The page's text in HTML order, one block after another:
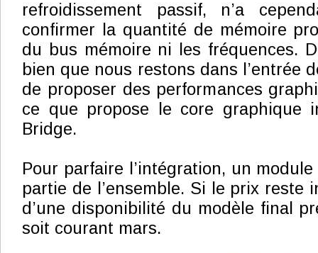
refroidissement passif, n’a
confirmer la quantité de mémoire
du bus mémoire ni les fréquences.
bien que nous restons dans l’entrée
de proposer des performances
ce que propose le core graphique
Bridge.
Pour parfaire l’intégration, un
partie de l’ensemble. Si le prix reste
d’une disponibilité du modèle final
soit courant mars.